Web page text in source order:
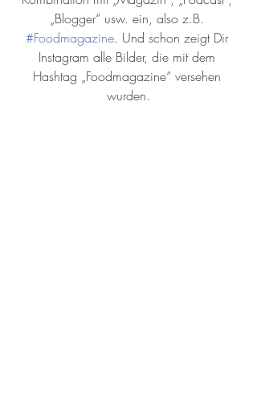
„Blogger“ usw. ein, also z.B.
#Foodmagazine. Und schon zeigt Dir
Instagram alle Bilder, die mit dem
Hashtag „Foodmagazine“ versehen
wurden.